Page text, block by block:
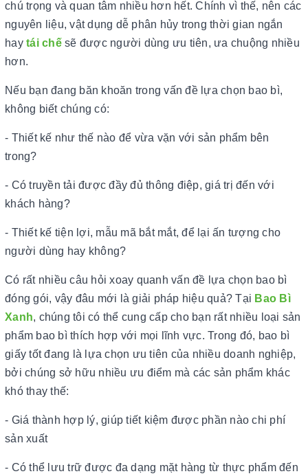
chú trọng và quan tâm nhiều hơn hết. Chính vì thế, nên các
nguyên liệu, vật dụng dễ phân hủy trong thời gian ngắn
hay tái chế sẽ được người dùng ưu tiên, ưa chuộng nhiều
hơn.
Nếu bạn đang băn khoăn trong vấn đề lựa chọn bao bì,
không biết chúng có:
- Thiết kế như thế nào để vừa vặn với sản phẩm bên
trong?
- Có truyền tải được đầy đủ thông điệp, giá trị đến với
khách hàng?
- Thiết kế tiện lợi, mẫu mã bắt mắt, để lại ấn tượng cho
người dùng hay không?
Có rất nhiều câu hỏi xoay quanh vấn đề lựa chọn bao bì
đóng gói, vậy đâu mới là giải pháp hiệu quả? Tại Bao Bì
Xanh, chúng tôi có thể cung cấp cho bạn rất nhiều loại sản
phẩm bao bì thích hợp với mọi lĩnh vực. Trong đó, bao bì
giấy tốt đang là lựa chọn ưu tiên của nhiều doanh nghiệp,
bởi chúng sở hữu nhiều ưu điểm mà các sản phẩm khác
khó thay thế:
- Giá thành hợp lý, giúp tiết kiệm được phần nào chi phí
sản xuất
- Có thể lưu trữ được đa dạng mặt hàng từ thực phẩm đến